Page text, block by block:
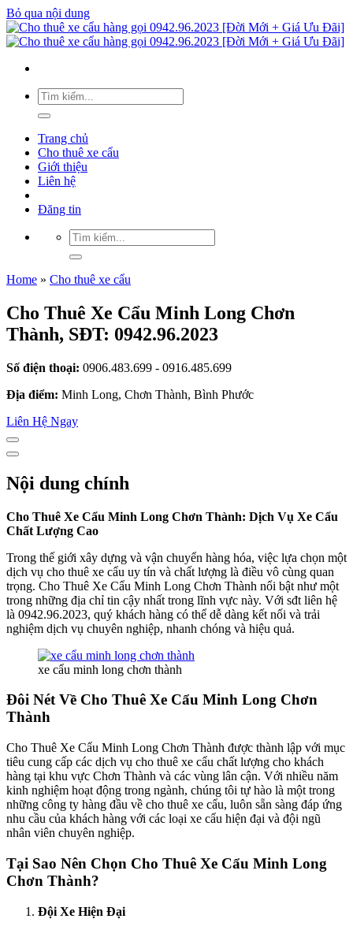
Bỏ qua nội dung
Trang chủ
Cho thuê xe cẩu
Giới thiệu
Liên hệ
Đăng tin
Home » Cho thuê xe cẩu
Cho Thuê Xe Cẩu Minh Long Chơn
Thành, SĐT: 0942.96.2023
Số điện thoại: 0906.483.699 - 0916.485.699
Địa điểm: Minh Long, Chơn Thành, Bình Phước
Liên Hệ Ngay
Nội dung chính
Cho Thuê Xe Cẩu Minh Long Chơn Thành: Dịch Vụ Xe Cẩu
Chất Lượng Cao
Trong thế giới xây dựng và vận chuyển hàng hóa, việc lựa chọn một
dịch vụ cho thuê xe cẩu uy tín và chất lượng là điều vô cùng quan
trọng. Cho Thuê Xe Cẩu Minh Long Chơn Thành nổi bật như một
trong những địa chỉ tin cậy nhất trong lĩnh vực này. Với sđt liên hệ
là 0942.96.2023, quý khách hàng có thể dễ dàng kết nối và trải
nghiệm dịch vụ chuyên nghiệp, nhanh chóng và hiệu quả.
xe cẩu minh long chơn thành
Đôi Nét Về Cho Thuê Xe Cẩu Minh Long Chơn
Thành
Cho Thuê Xe Cẩu Minh Long Chơn Thành được thành lập với mục
tiêu cung cấp các dịch vụ cho thuê xe cẩu chất lượng cho khách
hàng tại khu vực Chơn Thành và các vùng lân cận. Với nhiều năm
kinh nghiệm hoạt động trong ngành, chúng tôi tự hào là một trong
những công ty hàng đầu về cho thuê xe cẩu, luôn sẵn sàng đáp ứng
nhu cầu của khách hàng với các loại xe cẩu hiện đại và đội ngũ
nhân viên chuyên nghiệp.
Tại Sao Nên Chọn Cho Thuê Xe Cẩu Minh Long
Chơn Thành?
Đội Xe Hiện Đại